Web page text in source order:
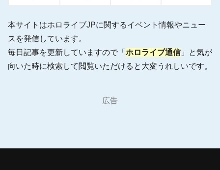
本サイトはホロライブJPに関するイベント情報やニュー
スを発信しています。
毎日記事を更新していますので「 ホロライブ通信 」と気が
向いた時に検索して閲覧いただけると大変うれしいです。
広告